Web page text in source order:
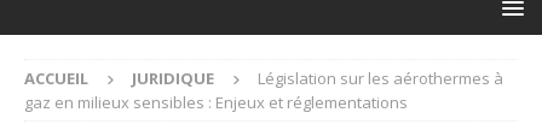
ACCUEIL JURIDIQUE
Législation sur les aérothermes à
gaz en milieux sensibles : Enjeux et réglementations